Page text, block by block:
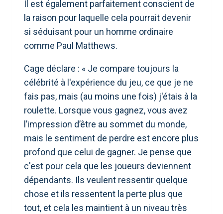
Il est également parfaitement conscient de
la raison pour laquelle cela pourrait devenir
si séduisant pour un homme ordinaire
comme Paul Matthews.
Cage déclare : « Je compare toujours la
célébrité à l'expérience du jeu, ce que je ne
fais pas, mais (au moins une fois) j'étais à la
roulette. Lorsque vous gagnez, vous avez
l’impression d’être au sommet du monde,
mais le sentiment de perdre est encore plus
profond que celui de gagner. Je pense que
c'est pour cela que les joueurs deviennent
dépendants. Ils veulent ressentir quelque
chose et ils ressentent la perte plus que
tout, et cela les maintient à un niveau très